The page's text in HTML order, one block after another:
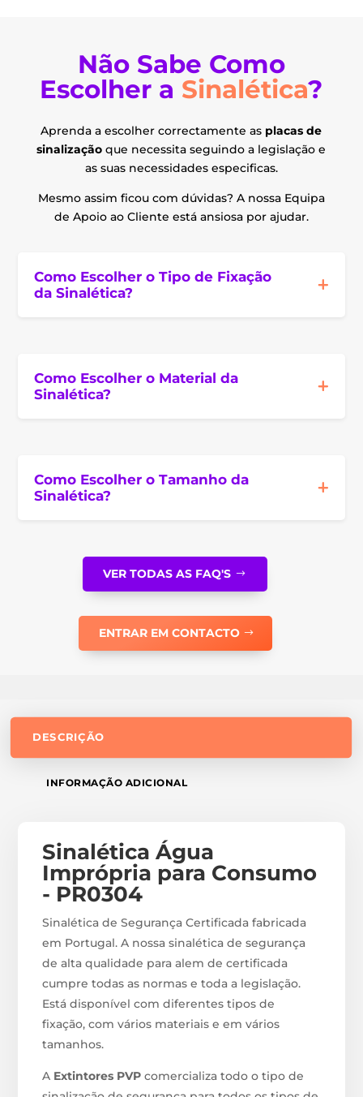
Não Sabe Como
Escolher a Sinalética?
Aprenda a escolher correctamente as placas de
sinalização que necessita seguindo a legislação e
as suas necessidades especificas.
Mesmo assim ficou com dúvidas? A nossa Equipa
de Apoio ao Cliente está ansiosa por ajudar.
Como Escolher o Tipo de Fixação
da Sinalética?
Como Escolher o Material da
Sinalética?
Como Escolher o Tamanho da
Sinalética?
VER TODAS AS FAQ'S
ENTRAR EM CONTACTO
DESCRIÇÃO
INFORMAÇÃO ADICIONAL
Sinalética Água
Imprópria para Consumo
- PR0304
Sinalética de Segurança Certificada fabricada
em Portugal. A nossa sinalética de segurança
de alta qualidade para alem de certificada
cumpre todas as normas e toda a legislação.
Está disponível com diferentes tipos de
fixação, com vários materiais e em vários
tamanhos.
A Extintores PVP comercializa todo o tipo de